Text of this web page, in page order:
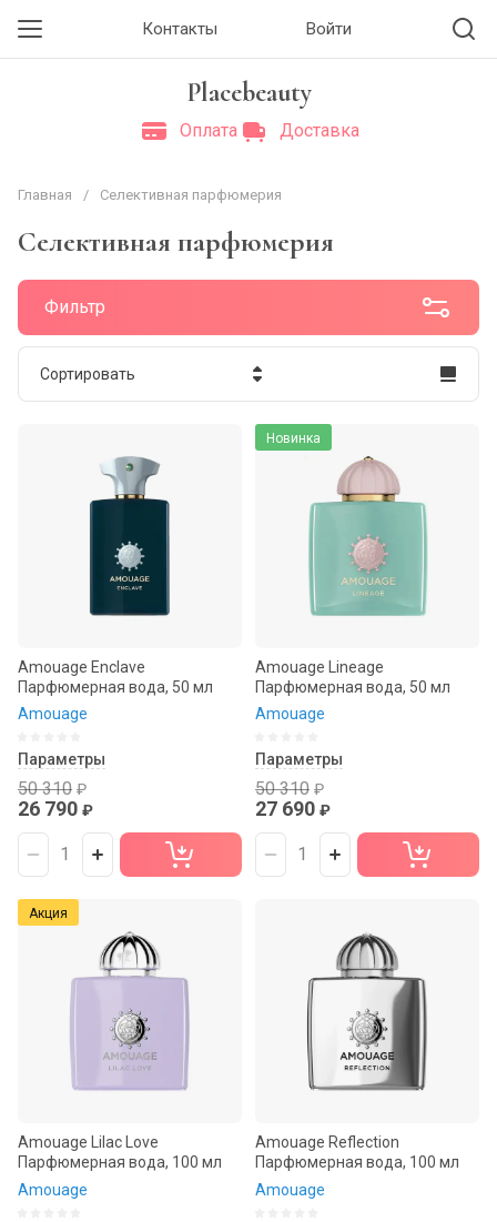
Контакты Войти
Placebeauty
Оплата Доставка
Главная / Селективная парфюмерия
Селективная парфюмерия
Фильтр
Сортировать
Цена - возрастание
Название - Я-А
Название - А-Я
Amouage Enclave
Парфюмерная вода, 50 мл
Amouage
Параметры
50 310 ₽
26 790 ₽
Новинка
Amouage Lineage
Парфюмерная вода, 50 мл
Amouage
Параметры
50 310 ₽
27 690 ₽
Акция
Amouage Lilac Love
Парфюмерная вода, 100 мл
Amouage
Amouage Reflection
Парфюмерная вода, 100 мл
Amouage